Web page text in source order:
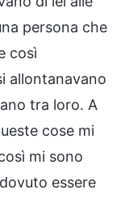
persona che
così
allontanavano
tra loro. A
cose mi
mi sono
essere